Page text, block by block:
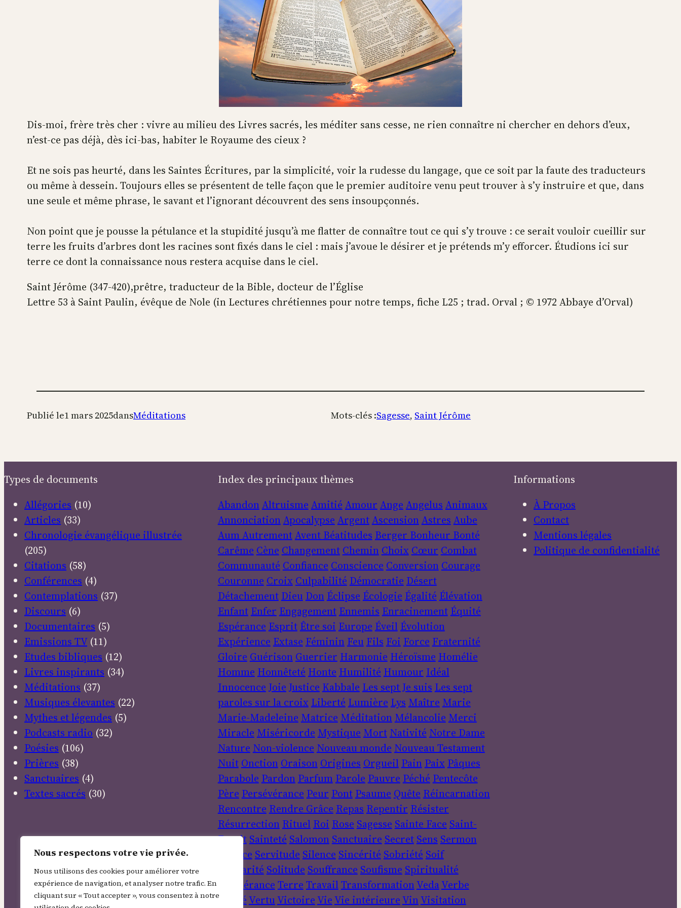
Nous respectons votre vie privée.
Nous utilisons des cookies pour améliorer votre
expérience de navigation, et analyser notre trafic. En
cliquant sur « Tout accepter », vous consentez à notre
Dis-moi, frère très cher : vivre au milieu des Livres sacrés, les méditer sans cesse, ne rien connaître ni chercher en dehors d’eux,
n’est-ce pas déjà, dès ici-bas, habiter le Royaume des cieux ?
Et ne sois pas heurté, dans les Saintes Écritures, par la simplicité, voir la rudesse du langage, que ce soit par la faute des traducteurs
ou même à dessein. Toujours elles se présentent de telle façon que le premier auditoire venu peut trouver à s’y instruire et que, dans
une seule et même phrase, le savant et l’ignorant découvrent des sens insoupçonnés.
Non point que je pousse la pétulance et la stupidité jusqu’à me flatter de connaître tout ce qui s’y trouve : ce serait vouloir cueillir sur
terre les fruits d’arbres dont les racines sont fixés dans le ciel : mais j’avoue le désirer et je prétends m’y efforcer. Étudions ici sur
terre ce dont la connaissance nous restera acquise dans le ciel.
Saint Jérôme (347-420),prêtre, traducteur de la Bible, docteur de l’Église
Lettre 53 à Saint Paulin, évêque de Nole (in Lectures chrétiennes pour notre temps, fiche L25 ; trad. Orval ; © 1972 Abbaye d’Orval)
Publié le1 mars 2025dansMéditations Mots-clés :Sagesse, Saint Jérôme
Types de documents
Allégories (10)
Articles (33)
Chronologie évangélique illustrée
(205)
Citations (58)
Conférences (4)
Contemplations (37)
Discours (6)
Documentaires (5)
Emissions TV(11)
Etudes bibliques (12)
Livres inspirants (34)
Méditations (37)
Musiques élevantes (22)
Mythes et légendes (5)
Podcasts radio (32)
Poésies (106)
Prières (38)
Sanctuaires (4)
Textes sacrés (30)
Index des principaux thèmes
AbandonAltruisme Amitié Amour Ange Angelus Animaux
AnnonciationApocalypse ArgentAscensionAstres Aube
AumAutrementAvent Béatitudes Berger Bonheur Bonté
Carême Cène Changement Chemin Choix Cœur Combat
Communauté Confiance Conscience Conversion Courage
Couronne Croix Culpabilité Démocratie Désert
Détachement Dieu Don Éclipse Écologie Égalité Élévation
Enfant Enfer Engagement Ennemis Enracinement Équité
Espérance Esprit Être soi Europe Éveil Évolution
Expérience Extase Féminin Feu Fils Foi Force Fraternité
Gloire Guérison Guerrier Harmonie Héroïsme Homélie
Homme Honnêteté Honte Humilité Humour Idéal
Innocence Joie Justice Kabbale Les sept Je suis Les sept
paroles sur la croix Liberté Lumière Lys Maître Marie
Marie-Madeleine Matrice Méditation Mélancolie Merci
Miracle Miséricorde Mystique Mort Nativité Notre Dame
Nature Non-violence Nouveau monde Nouveau Testament
Nuit Onction Oraison Origines Orgueil Pain Paix Pâques
Parabole Pardon Parfum Parole Pauvre Péché Pentecôte
Père Persévérance Peur Pont Psaume Quête Réincarnation
Rencontre Rendre Grâce Repas Repentir Résister
Résurrection Rituel Roi Rose Sagesse Sainte Face Saint-
Esprit Sainteté Salomon Sanctuaire Secret Sens Sermon
Service Servitude Silence Sincérité Sobriété Soif
Solidarité Solitude Souffrance Soufisme Spiritualité
Tempérance Terre TravailTransformationVedaVerbe
VéritéVertuVictoireVieVie intérieureVinVisitation
Informations
À Propos
Contact
Mentions légales
Politique de confidentialité